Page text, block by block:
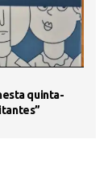
quinta-